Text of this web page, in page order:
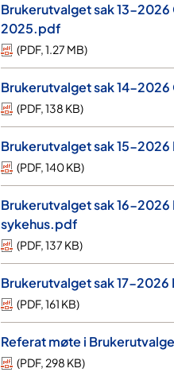
Brukerutvalget sak 13-
2025.pdf
(PDF,1.27 MB)
Brukerutvalget sak 14-
(PDF,138 KB)
Brukerutvalget sak 15-
(PDF,140 KB)
Brukerutvalget sak 16-
sykehus.pdf
(PDF,137 KB)
Brukerutvalget sak 17-
(PDF,161 KB)
Referat møte i
(PDF, 298 KB)